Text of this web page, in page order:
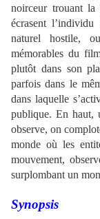
noirceur trouant la
écrasent
naturel hostile,
mémorables du
plutôt dans son
parfois dans le
dans laquelle
publique. En haut,
observe, on
monde où les
mouvement,
surplombant un
Synopsis